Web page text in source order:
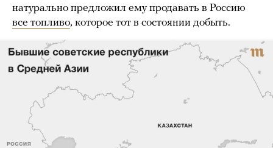
натурально предложил ему продавать в Россию
все топливо, которое тот в состоянии добыть.